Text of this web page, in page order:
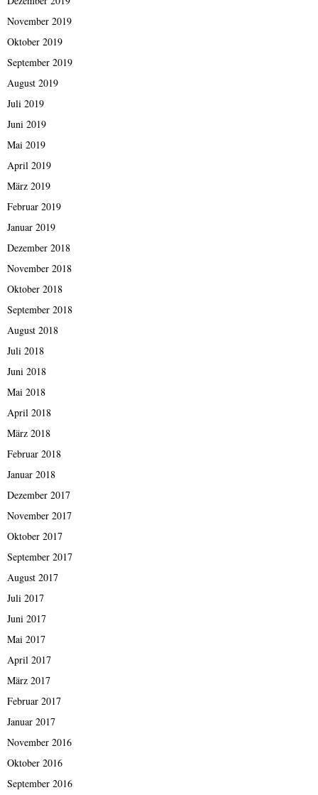
November 2019
Oktober 2019
September 2019
August 2019
Juli 2019
Juni 2019
Mai 2019
April 2019
März 2019
Februar 2019
Januar 2019
Dezember 2018
November 2018
Oktober 2018
September 2018
August 2018
Juli 2018
Juni 2018
Mai 2018
April 2018
März 2018
Februar 2018
Januar 2018
Dezember 2017
November 2017
Oktober 2017
September 2017
August 2017
Juli 2017
Juni 2017
Mai 2017
April 2017
März 2017
Februar 2017
Januar 2017
November 2016
Oktober 2016
September 2016